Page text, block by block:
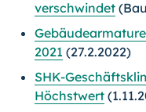
verschwindet
2021 (27.2.2022)
SHK-
Höchstwert